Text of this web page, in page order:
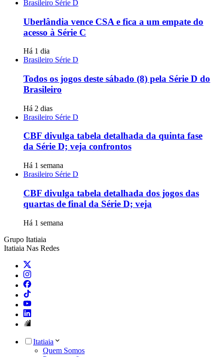
Brasileiro Série D
Uberlândia vence CSA e fica a um empate do
acesso à Série C
Há 1 dia
Brasileiro Série D
Todos os jogos deste sábado (8) pela Série D do
Brasileiro
Há 2 dias
Brasileiro Série D
CBF divulga tabela detalhada da quinta fase
da Série D; veja confrontos
Há 1 semana
Brasileiro Série D
CBF divulga tabela detalhada dos jogos das
quartas de final da Série D; veja
Há 1 semana
Grupo Itatiaia
Itatiaia Nas Redes
Itatiaia
Quem Somos